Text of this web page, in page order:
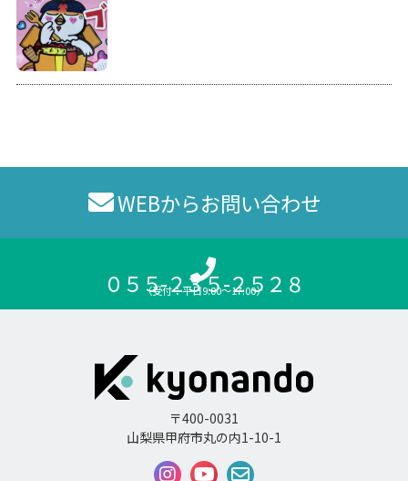
WEBからお問い合わせ
０５５-２３５-２５２８
（受付：平日9:00〜17:00）
〒400-0031
山梨県甲府市丸の内1-10-1